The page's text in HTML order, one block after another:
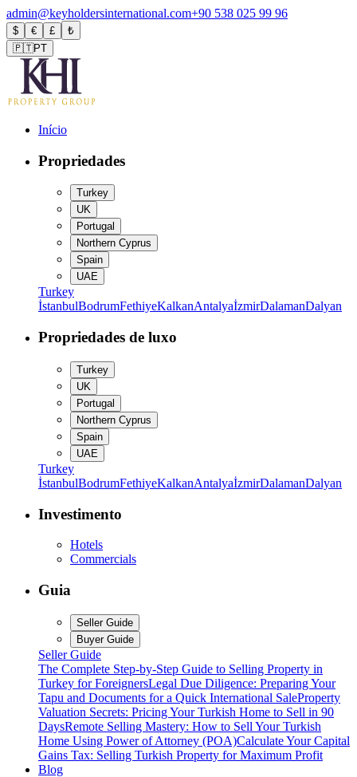
admin@keyholdersinternational.com+90 538 025 99 96
$ € £
₺
🇵🇹PT
Início
Propriedades
Turkey
UK
Portugal
Northern Cyprus
Spain
UAE
Turkey
İstanbulBodrumFethiyeKalkanAntalyaİzmirDalamanDalyan
Propriedades de luxo
Turkey
UK
Portugal
Northern Cyprus
Spain
UAE
Turkey
İstanbulBodrumFethiyeKalkanAntalyaİzmirDalamanDalyan
Investimento
Hotels
Commercials
Guia
Seller Guide
Buyer Guide
Seller Guide
The Complete Step-by-Step Guide to Selling Property in
Turkey for ForeignersLegal Due Diligence: Preparing Your
Tapu and Documents for a Quick International SaleProperty
Valuation Secrets: Pricing Your Turkish Home to Sell in 90
DaysRemote Selling Mastery: How to Sell Your Turkish
Home Using Power of Attorney (POA)Calculate Your Capital
Gains Tax: Selling Turkish Property for Maximum Profit
Blog